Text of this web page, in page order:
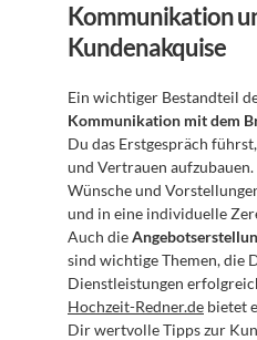
Kommunikation
Kundenakquise
Kommunikation mit dem
Du das Erstgespräch
und Vertrauen
Wünsche und
und in eine individuelle
Auch die
sind wichtige Themen, die
Hochzeit-Redner.de bietet
Dir wertvolle Tipps zur